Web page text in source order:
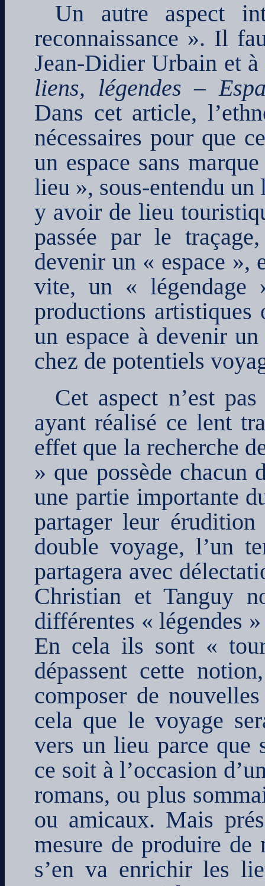
Un autre aspect
reconnaissance ». Il
Jean-Didier Urbain et
liens, légendes –
Dans cet article,
nécessaires pour que
un espace sans
lieu », sous-entendu
y avoir de lieu
passée par le
devenir un « espace »,
vite, un « légendage
productions artistiques
un espace à devenir
chez de potentiels
Cet aspect n’est
ayant réalisé ce lent
effet que la recherche
» que possède chacun
une partie importante
partager leur
double voyage, l’un
partagera avec
Christian et Tanguy
différentes « légendes
En cela ils sont «
dépassent cette
composer de
cela que le voyage
vers un lieu parce que
ce soit à l’occasion
romans, ou plus
ou amicaux. Mais
mesure de produire de
s’en va enrichir les